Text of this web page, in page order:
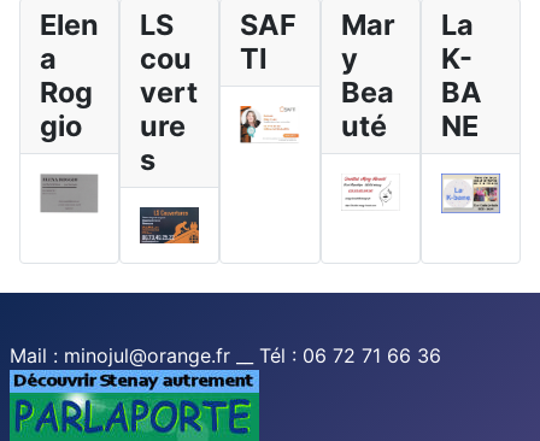
Elen
a
Rog
gio
LS
cou
vert
ure
s
SAF
TI
Mar
y
Bea
uté
La
K-
BA
NE
Mail : minojul@orange.fr __ Tél : 06 72 71 66 36